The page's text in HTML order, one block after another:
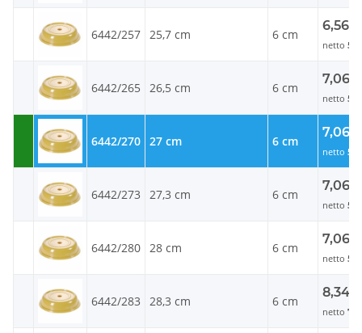
6442/257 25,7 cm 6 cm
6,56
netto
6442/265 26,5 cm 6 cm
7,06
netto
6442/270 27 cm 6 cm
7,06
netto
6442/273 27,3 cm 6 cm
7,06
netto
6442/280 28 cm 6 cm
7,06
netto
6442/283 28,3 cm 6 cm
8,34
netto